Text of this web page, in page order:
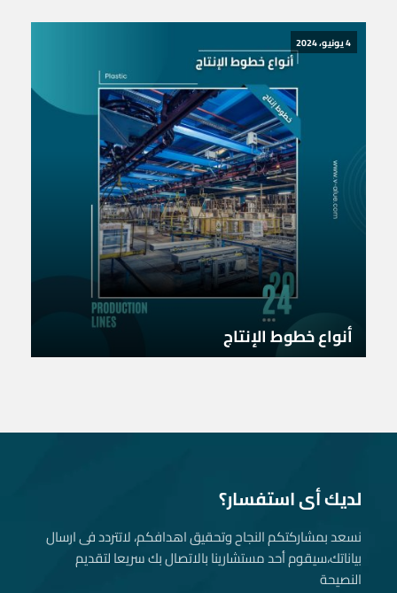
4 يونيو، 2024
أنواع خطوط الإنتاج
لديك أى استفسار؟
نسعد بمشاركتكم النجاح وتحقيق اهدافكم، لاتتردد فى ارسال
بياناتك، سيقوم أحد مستشارينا بالاتصال بك سريعا لتقديم
النصيحة